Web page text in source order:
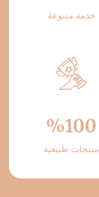
خدمة متنوعة
100
%
منتجات طبيعية